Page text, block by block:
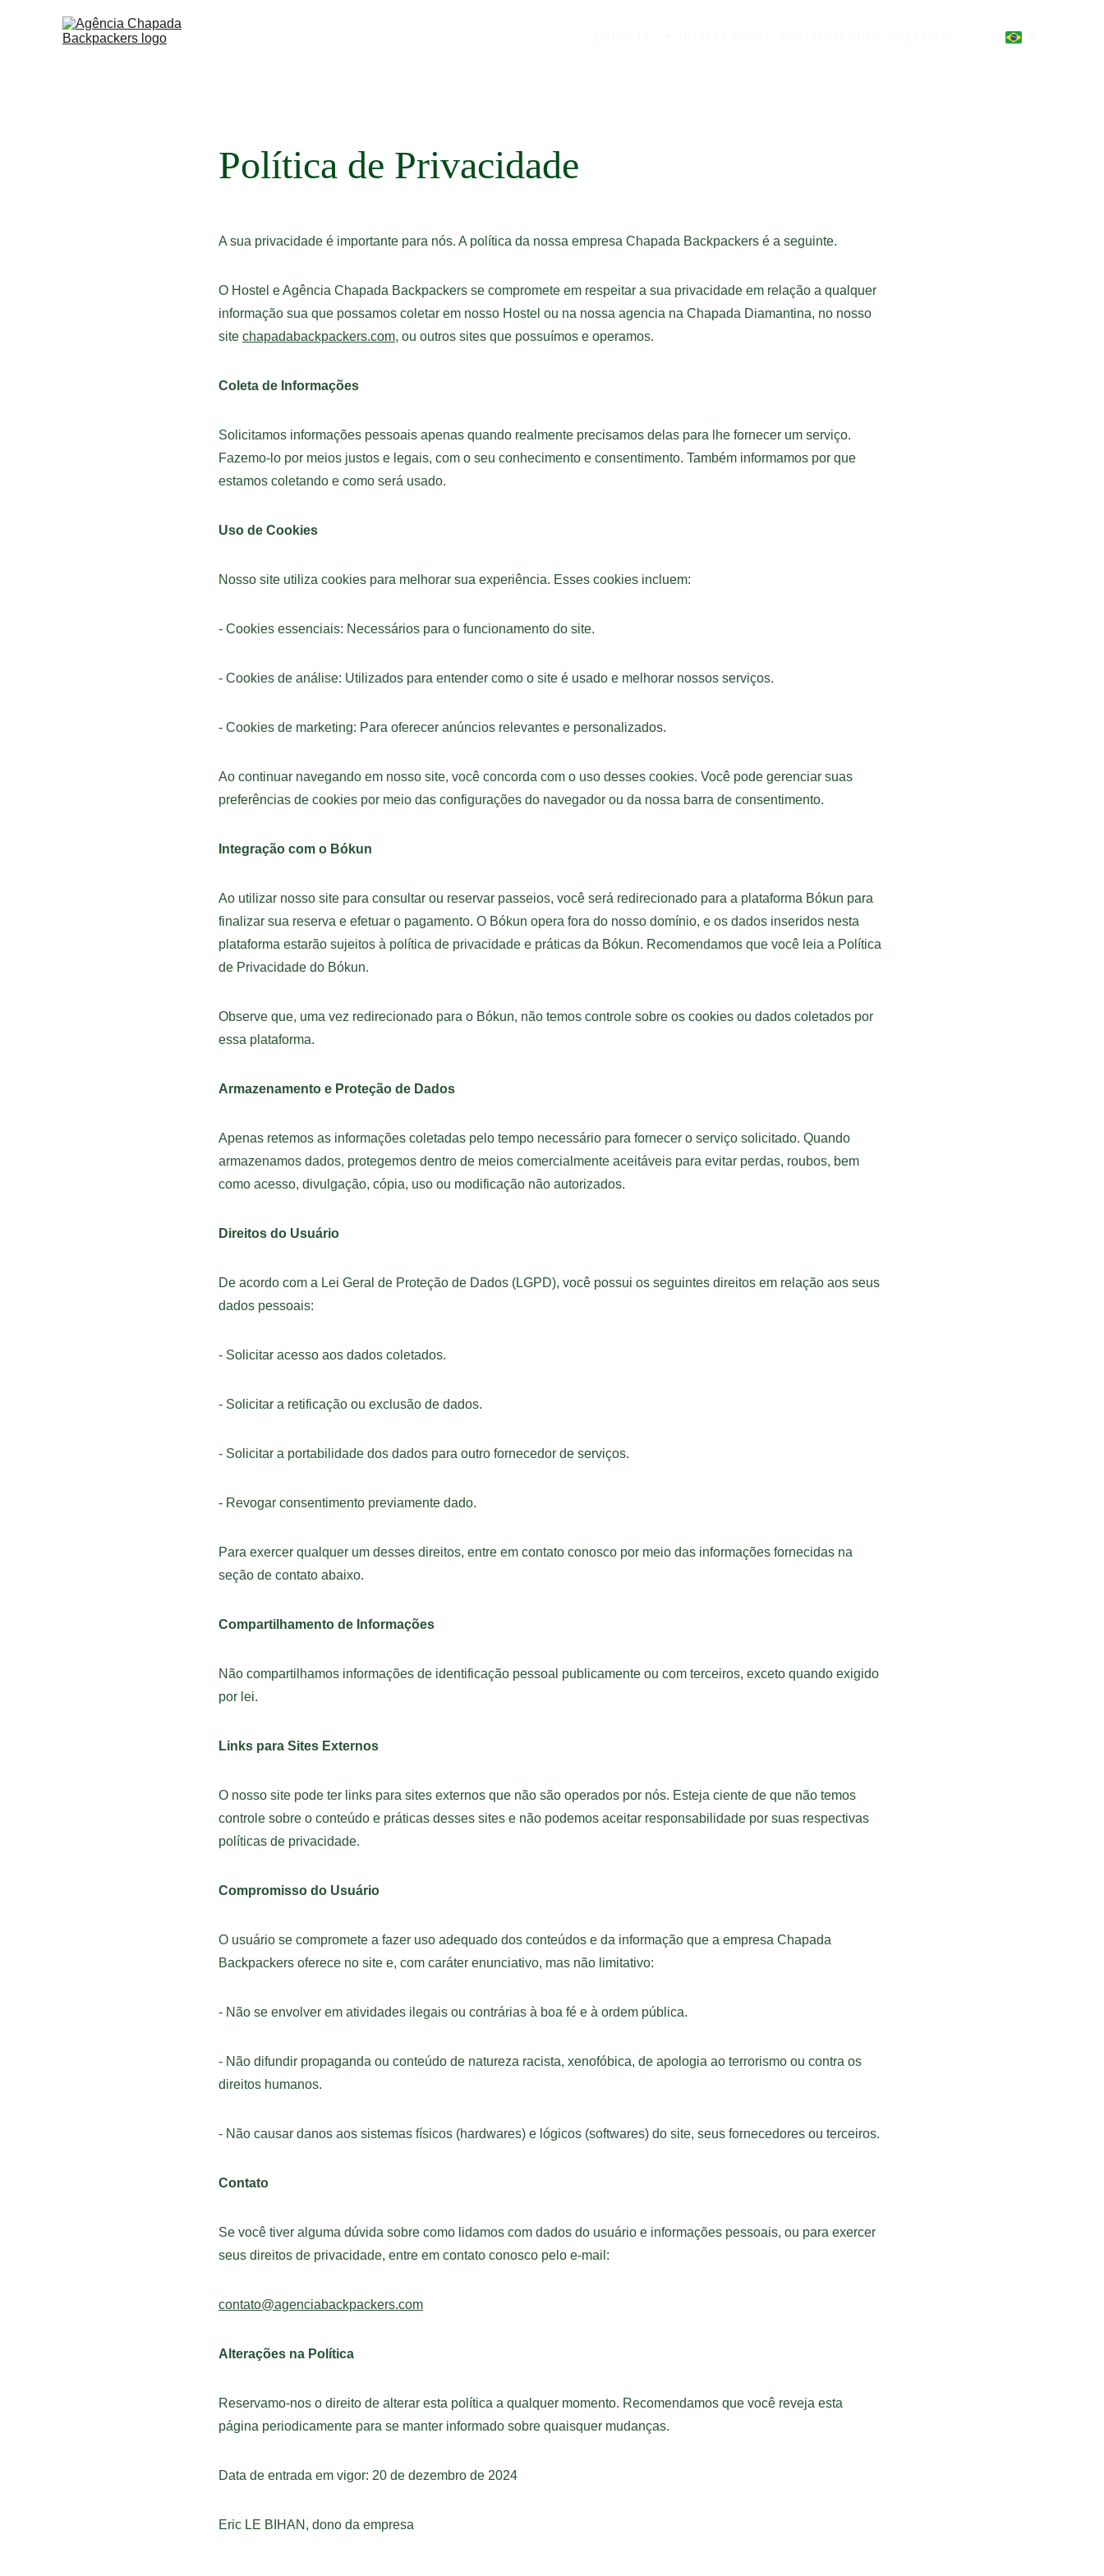
Política de Privacidade
A sua privacidade é importante para nós. A política da nossa empresa Chapada Backpackers é a seguinte.
O Hostel e Agência Chapada Backpackers se compromete em respeitar a sua privacidade em relação a qualquer
informação sua que possamos coletar em nosso Hostel ou na nossa agencia na Chapada Diamantina, no nosso
site chapadabackpackers.com, ou outros sites que possuímos e operamos.
Coleta de Informações
Solicitamos informações pessoais apenas quando realmente precisamos delas para lhe fornecer um serviço.
Fazemo-lo por meios justos e legais, com o seu conhecimento e consentimento. Também informamos por que
estamos coletando e como será usado.
Uso de Cookies
Nosso site utiliza cookies para melhorar sua experiência. Esses cookies incluem:
- Cookies essenciais: Necessários para o funcionamento do site.
- Cookies de análise: Utilizados para entender como o site é usado e melhorar nossos serviços.
- Cookies de marketing: Para oferecer anúncios relevantes e personalizados.
Ao continuar navegando em nosso site, você concorda com o uso desses cookies. Você pode gerenciar suas
preferências de cookies por meio das configurações do navegador ou da nossa barra de consentimento.
Integração com o Bókun
Ao utilizar nosso site para consultar ou reservar passeios, você será redirecionado para a plataforma Bókun para
finalizar sua reserva e efetuar o pagamento. O Bókun opera fora do nosso domínio, e os dados inseridos nesta
plataforma estarão sujeitos à política de privacidade e práticas da Bókun. Recomendamos que você leia a Política
de Privacidade do Bókun.
Observe que, uma vez redirecionado para o Bókun, não temos controle sobre os cookies ou dados coletados por
essa plataforma.
Armazenamento e Proteção de Dados
Apenas retemos as informações coletadas pelo tempo necessário para fornecer o serviço solicitado. Quando
armazenamos dados, protegemos dentro de meios comercialmente aceitáveis para evitar perdas, roubos, bem
como acesso, divulgação, cópia, uso ou modificação não autorizados.
Direitos do Usuário
De acordo com a Lei Geral de Proteção de Dados (LGPD), você possui os seguintes direitos em relação aos seus
dados pessoais:
- Solicitar acesso aos dados coletados.
- Solicitar a retificação ou exclusão de dados.
- Solicitar a portabilidade dos dados para outro fornecedor de serviços.
- Revogar consentimento previamente dado.
Para exercer qualquer um desses direitos, entre em contato conosco por meio das informações fornecidas na
seção de contato abaixo.
Compartilhamento de Informações
Não compartilhamos informações de identificação pessoal publicamente ou com terceiros, exceto quando exigido
por lei.
Links para Sites Externos
O nosso site pode ter links para sites externos que não são operados por nós. Esteja ciente de que não temos
controle sobre o conteúdo e práticas desses sites e não podemos aceitar responsabilidade por suas respectivas
políticas de privacidade.
Compromisso do Usuário
O usuário se compromete a fazer uso adequado dos conteúdos e da informação que a empresa Chapada
Backpackers oferece no site e, com caráter enunciativo, mas não limitativo:
- Não se envolver em atividades ilegais ou contrárias à boa fé e à ordem pública.
- Não difundir propaganda ou conteúdo de natureza racista, xenofóbica, de apologia ao terrorismo ou contra os
direitos humanos.
- Não causar danos aos sistemas físicos (hardwares) e lógicos (softwares) do site, seus fornecedores ou terceiros.
Contato
Se você tiver alguma dúvida sobre como lidamos com dados do usuário e informações pessoais, ou para exercer
seus direitos de privacidade, entre em contato conosco pelo e-mail:
contato@agenciabackpackers.com
Alterações na Política
Reservamo-nos o direito de alterar esta política a qualquer momento. Recomendamos que você reveja esta
página periodicamente para se manter informado sobre quaisquer mudanças.
Data de entrada em vigor: 20 de dezembro de 2024
Eric LE BIHAN, dono da empresa